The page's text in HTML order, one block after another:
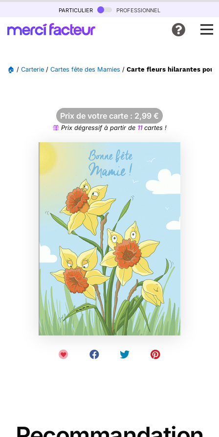
particulier professionnel
🏠 / Carterie / Cartes fête des Mamies / Carte fleurs hilarantes
Prix de votre carte : 2,99 €
Prix dégressif à partir de 11cartes !